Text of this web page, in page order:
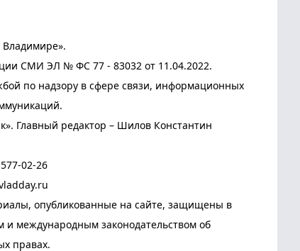
Владимире».
СМИ ЭЛ № ФС 77 - 83032 от 11.04.2022.
по надзору в сфере связи, информационных
Главный редактор – Шилов Константин
02-26
опубликованные на сайте, защищены в
и международным законодательством об
правах.